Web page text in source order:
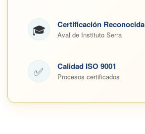
🎓 Certificación Reconocida
Aval de Instituto Serra
✅ Calidad ISO 9001
Procesos certificados